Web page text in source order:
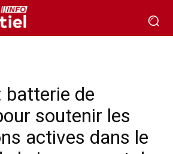
batterie de
soutenir les
actives dans le